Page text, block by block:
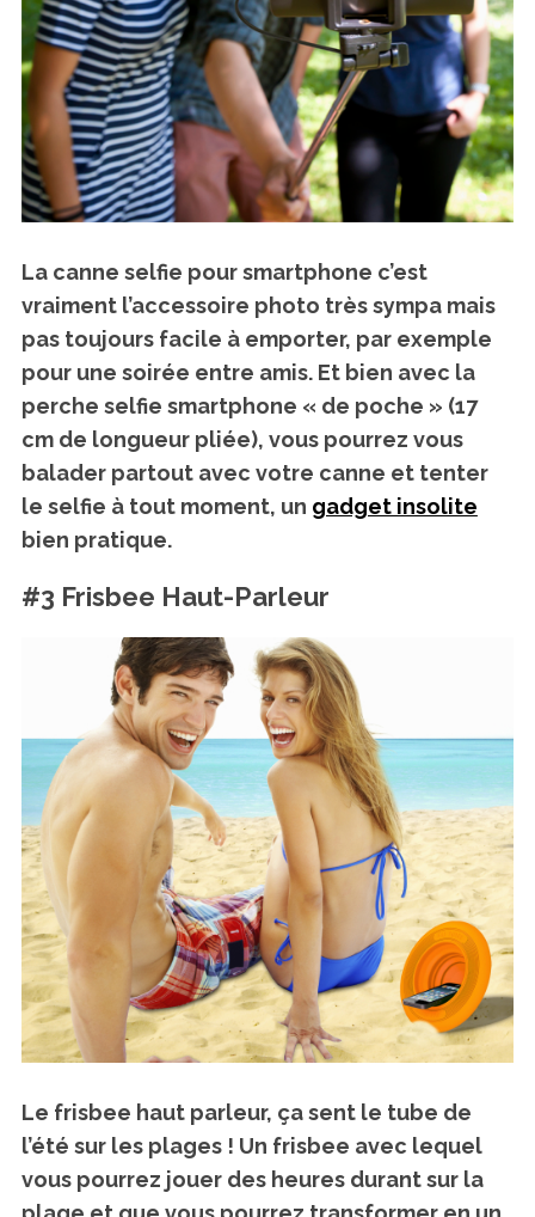
La canne selfie pour smartphone c’est
vraiment l’accessoire photo très sympa mais
pas toujours facile à emporter, par exemple
pour une soirée entre amis. Et bien avec la
perche selfie smartphone « de poche » (17
cm de longueur pliée), vous pourrez vous
balader partout avec votre canne et tenter
le selfie à tout moment, un gadget insolite
bien pratique.
#3 Frisbee Haut-Parleur
Le frisbee haut parleur, ça sent le tube de
l’été sur les plages ! Un frisbee avec lequel
vous pourrez jouer des heures durant sur la